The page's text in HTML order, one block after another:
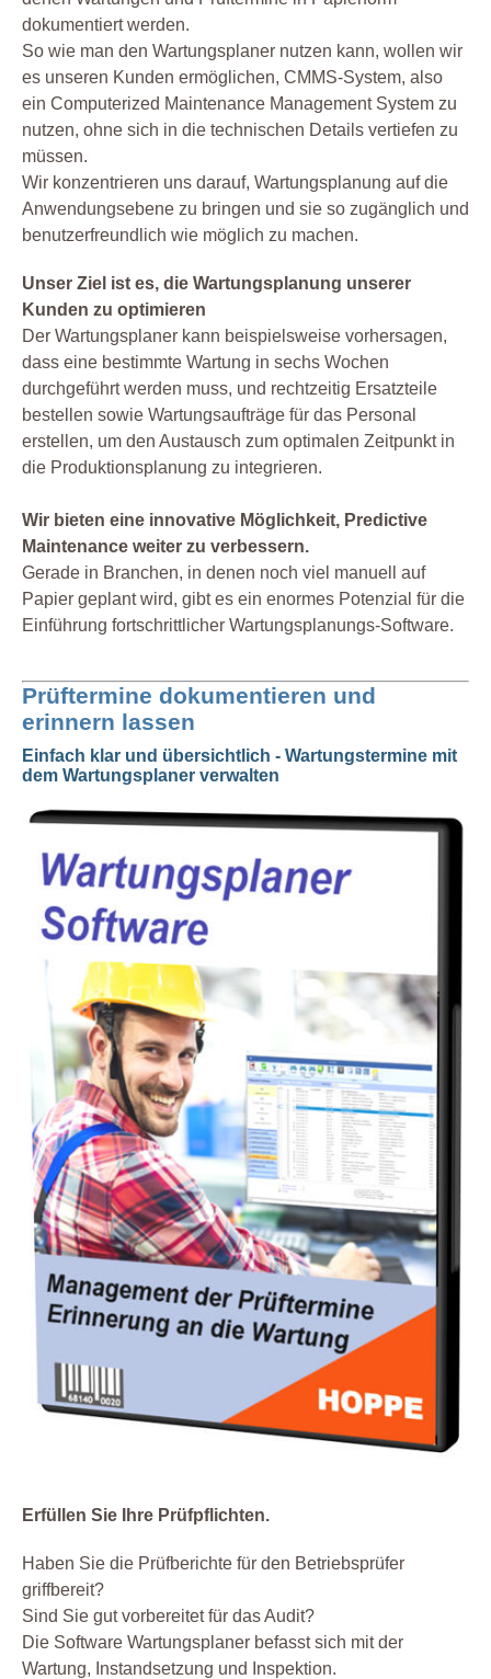
dokumentiert werden.
So wie man den Wartungsplaner nutzen kann, wollen wir
es unseren Kunden ermöglichen, CMMS-System, also
ein Computerized Maintenance Management System zu
nutzen, ohne sich in die technischen Details vertiefen zu
müssen.
Wir konzentrieren uns darauf, Wartungsplanung auf die
Anwendungsebene zu bringen und sie so zugänglich und
benutzerfreundlich wie möglich zu machen.
Unser Ziel ist es, die Wartungsplanung unserer
Kunden zu optimieren
Der Wartungsplaner kann beispielsweise vorhersagen,
dass eine bestimmte Wartung in sechs Wochen
durchgeführt werden muss, und rechtzeitig Ersatzteile
bestellen sowie Wartungsaufträge für das Personal
erstellen, um den Austausch zum optimalen Zeitpunkt in
die Produktionsplanung zu integrieren.
Wir bieten eine innovative Möglichkeit, Predictive
Maintenance weiter zu verbessern.
Gerade in Branchen, in denen noch viel manuell auf
Papier geplant wird, gibt es ein enormes Potenzial für die
Einführung fortschrittlicher Wartungsplanungs-Software.
Prüftermine dokumentieren und
erinnern lassen
Einfach klar und übersichtlich - Wartungstermine mit
dem Wartungsplaner verwalten
Erfüllen Sie Ihre Prüfpflichten.
Haben Sie die Prüfberichte für den Betriebsprüfer
griffbereit?
Sind Sie gut vorbereitet für das Audit?
Die Software Wartungsplaner befasst sich mit der
Wartung, Instandsetzung und Inspektion.